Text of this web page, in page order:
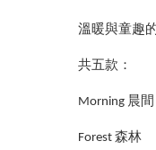
溫暖與童趣
共五款：
Morning 晨間
Forest 森林